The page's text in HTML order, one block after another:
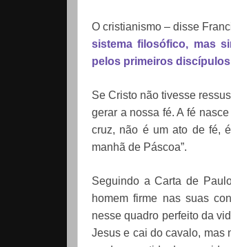
O cristianismo – disse
sistema filosófico, mas
pelos primeiros
Se Cristo não tivesse
gerar a nossa fé. A fé
cruz, não é um ato de fé,
manhã de Páscoa”.
Seguindo a Carta de
homem firme nas suas
nesse quadro perfeito da
Jesus e cai do cavalo, mas